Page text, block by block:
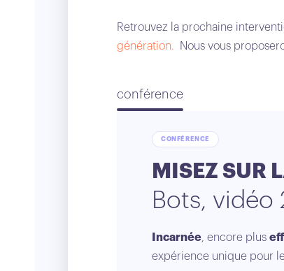
Retrouvez la prochaine
génération. Nous vous
conférence
CONFÉRENCE
MISEZ SUR
Bots, vidéo
Incarnée, encore plus
expérience unique pour